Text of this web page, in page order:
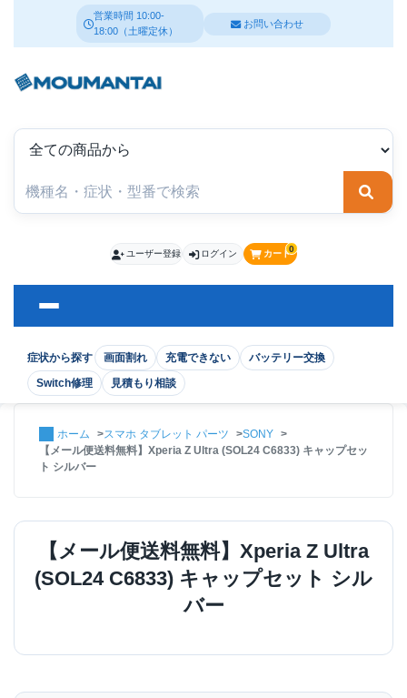
営業時間 10:00-
18:00（土曜定休）
お問い合わせ
検索
症状から探す 画面割れ 充電できない
バッテリー交換
Switch修理
見積もり相談
ユーザー登録 ログイン カート0
ホーム スマホ タブレット パーツ
SONY
【メール便送料無料】Xperia Z Ultra (SOL24 C6833) キャップセッ
ト シルバー
【メール便送料無料】Xperia Z Ultra
(SOL24 C6833) キャップセット シル
バー